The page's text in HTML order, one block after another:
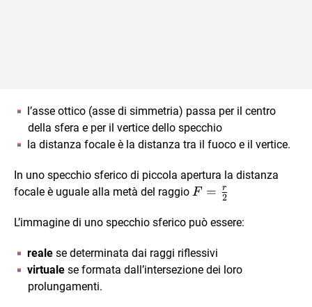
l’asse ottico (asse di simmetria) passa per il centro
della sfera e per il vertice dello specchio
la distanza focale è la distanza tra il fuoco e il vertice.
In uno specchio sferico di piccola apertura la distanza
focale è uguale alla metà del raggio F=\frac{r}
F = 2
r
L’immagine di uno specchio sferico può essere:
reale se determinata dai raggi riflessivi
virtuale se formata dall’intersezione dei loro
prolungamenti.